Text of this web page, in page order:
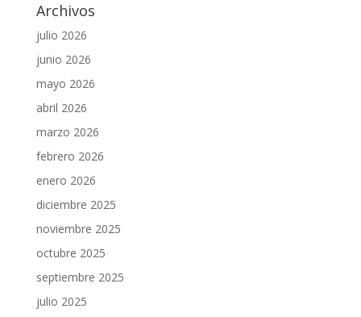
Archivos
julio 2026
junio 2026
mayo 2026
abril 2026
marzo 2026
febrero 2026
enero 2026
diciembre 2025
noviembre 2025
octubre 2025
septiembre 2025
julio 2025